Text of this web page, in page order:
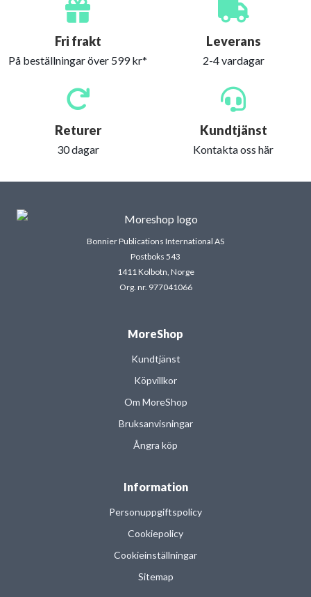
Fri frakt
På beställningar över 599 kr*
Leverans
2-4 vardagar
Returer
30 dagar
Kundtjänst
Kontakta oss här
Bonnier Publications International AS
Postboks 543
1411 Kolbotn, Norge
Org. nr. 977041066
MoreShop
Kundtjänst
Köpvillkor
Om MoreShop
Bruksanvisningar
Ångra köp
Information
Personuppgiftspolicy
Cookiepolicy
Cookieinställningar
Sitemap